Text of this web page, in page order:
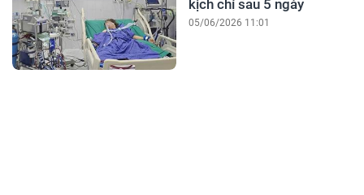
kịch chỉ sau 5 ngày
05/06/2026 11:01